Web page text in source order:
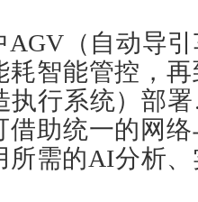
（自动导引
耗智能管控，
执行系统）部
借助统一的网
所需的AI分析